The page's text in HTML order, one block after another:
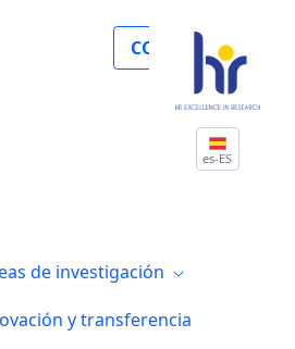
COLABORA
es-ES
de investigación
y transferencia